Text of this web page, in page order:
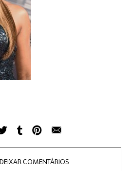
DEIXAR COMENTÁRIOS